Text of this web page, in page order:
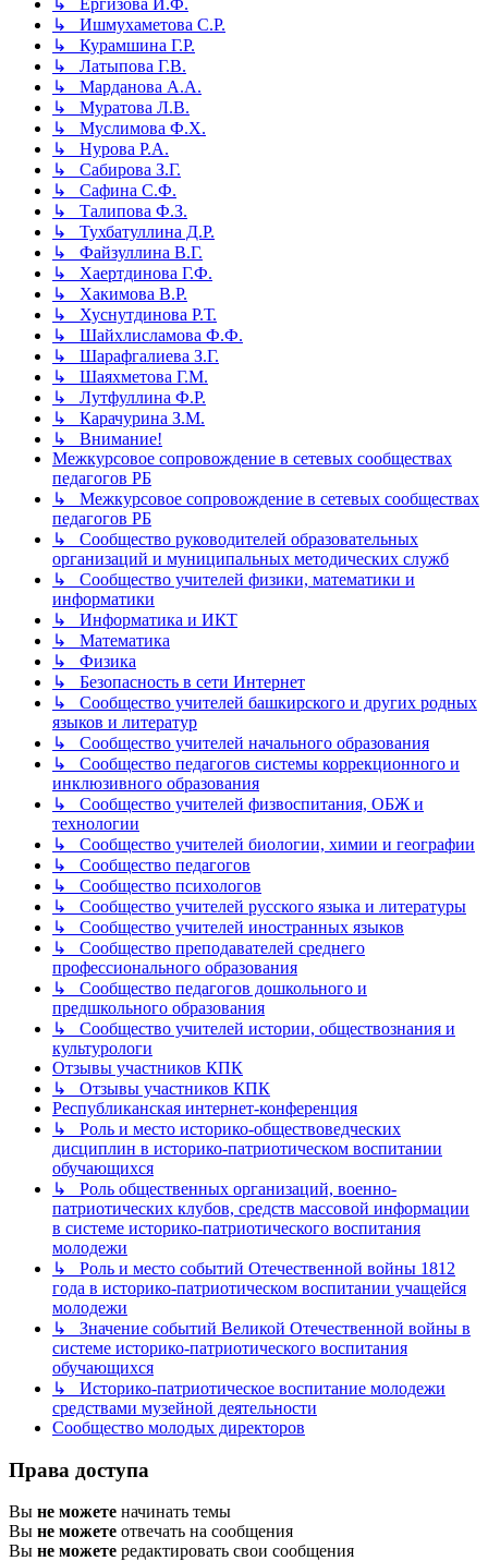
↳ Ишмухаметова С.Р.
↳ Курамшина Г.Р.
↳ Латыпова Г.В.
↳ Марданова А.А.
↳ Муратова Л.В.
↳ Муслимова Ф.Х.
↳ Нурова Р.А.
↳ Сабирова З.Г.
↳ Сафина С.Ф.
↳ Талипова Ф.З.
↳ Тухбатуллина Д.Р.
↳ Файзуллина В.Г.
↳ Хаертдинова Г.Ф.
↳ Хакимова В.Р.
↳ Хуснутдинова Р.Т.
↳ Шайхлисламова Ф.Ф.
↳ Шарафгалиева З.Г.
↳ Шаяхметова Г.М.
↳ Лутфуллина Ф.Р.
↳ Карачурина З.М.
↳ Внимание!
Межкурсовое сопровождение в сетевых сообществах
педагогов РБ
↳ Межкурсовое сопровождение в сетевых сообществах
педагогов РБ
↳ Сообщество руководителей образовательных
организаций и муниципальных методических служб
↳ Сообщество учителей физики, математики и
информатики
↳ Информатика и ИКТ
↳ Математика
↳ Физика
↳ Безопасность в сети Интернет
↳ Сообщество учителей башкирского и других родных
языков и литератур
↳ Сообщество учителей начального образования
↳ Сообщество педагогов системы коррекционного и
инклюзивного образования
↳ Сообщество учителей физвоспитания, ОБЖ и
технологии
↳ Сообщество учителей биологии, химии и географии
↳ Сообщество педагогов
↳ Сообщество психологов
↳ Сообщество учителей русского языка и литературы
↳ Сообщество учителей иностранных языков
↳ Сообщество преподавателей среднего
профессионального образования
↳ Сообщество педагогов дошкольного и
предшкольного образования
↳ Сообщество учителей истории, обществознания и
культурологи
Отзывы участников КПК
↳ Отзывы участников КПК
Республиканская интернет-конференция
↳ Роль и место историко-обществоведческих
дисциплин в историко-патриотическом воспитании
обучающихся
↳ Роль общественных организаций, военно-
патриотических клубов, средств массовой информации
в системе историко-патриотического воспитания
молодежи
↳ Роль и место событий Отечественной войны 1812
года в историко-патриотическом воспитании учащейся
молодежи
↳ Значение событий Великой Отечественной войны в
системе историко-патриотического воспитания
обучающихся
↳ Историко-патриотическое воспитание молодежи
средствами музейной деятельности
Сообщество молодых директоров
Права доступа
Вы не можете начинать темы
Вы не можете отвечать на сообщения
Вы не можете редактировать свои сообщения